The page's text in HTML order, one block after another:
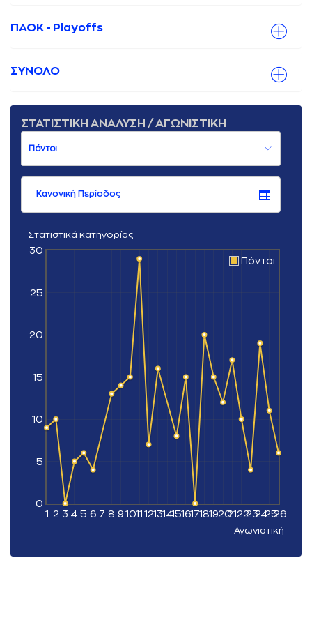
ΠΑΟΚ - Playoffs
ΣΥΝΟΛΟ
ΣΤΑΤΙΣΤΙΚΗ ΑΝΑΛΥΣΗ / ΑΓΩΝΙΣΤΙΚΗ
Κανονική Περίοδος
Στατιστικά κατηγορίας
1 2 3 4 5 6 7 8 9 1011 121314151617181920212223242526
0
5
10
15
20
25
30
Πόντοι
Αγωνιστική